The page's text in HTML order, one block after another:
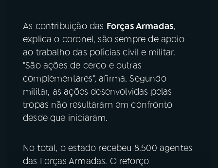
As contribuição das Forças Armadas,
explica o coronel, são sempre de apoio
ao trabalho das polícias civil e militar.
"São ações de cerco e outras
complementares", afirma. Segundo
militar, as ações desenvolvidas pelas
tropas não resultaram em confronto
desde que iniciaram.
No total, o estado recebeu 8.500 agentes
das Forças Armadas. O reforço